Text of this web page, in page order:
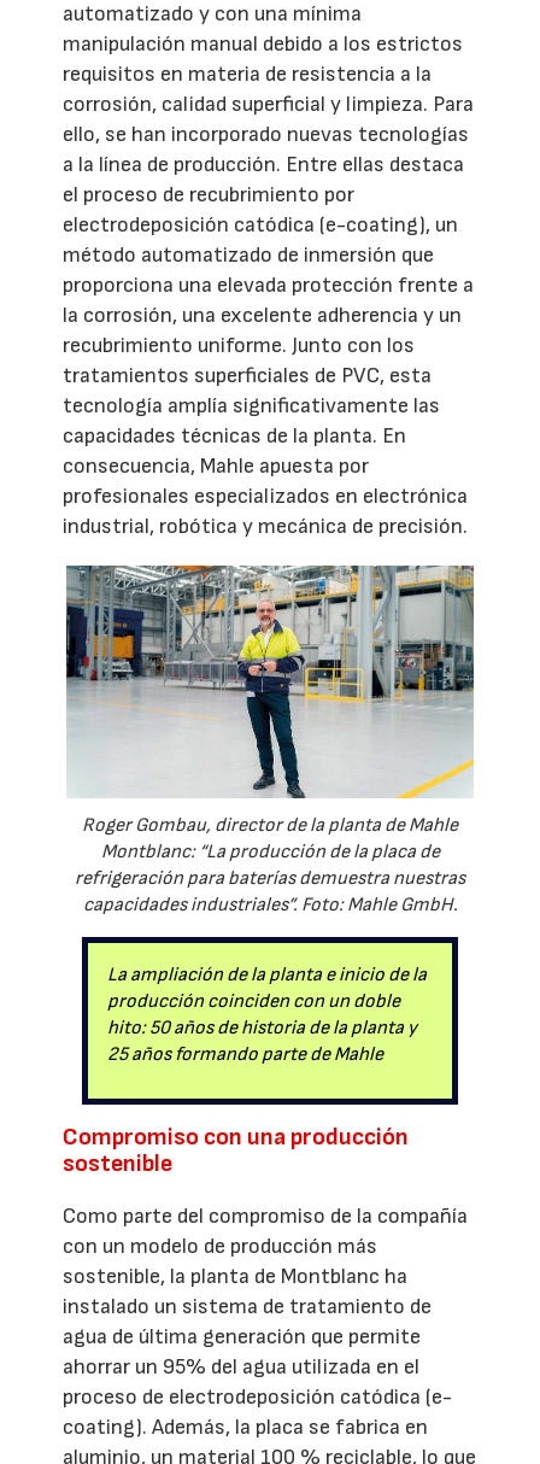
automatizado y con una mínima
manipulación manual debido a los estrictos
requisitos en materia de resistencia a la
corrosión, calidad superficial y limpieza. Para
ello, se han incorporado nuevas tecnologías
a la línea de producción. Entre ellas destaca
el proceso de recubrimiento por
electrodeposición catódica (e-coating), un
método automatizado de inmersión que
proporciona una elevada protección frente a
la corrosión, una excelente adherencia y un
recubrimiento uniforme. Junto con los
tratamientos superficiales de PVC, esta
tecnología amplía significativamente las
capacidades técnicas de la planta. En
consecuencia, Mahle apuesta por
profesionales especializados en electrónica
industrial, robótica y mecánica de precisión.
Roger Gombau, director de la planta de Mahle
Montblanc: “La producción de la placa de
refrigeración para baterías demuestra nuestras
capacidades industriales”. Foto: Mahle GmbH.
La ampliación de la planta e inicio de la
producción coinciden con un doble
hito: 50 años de historia de la planta y
25 años formando parte de Mahle
Compromiso con una producción
sostenible
Como parte del compromiso de la compañía
con un modelo de producción más
sostenible, la planta de Montblanc ha
instalado un sistema de tratamiento de
agua de última generación que permite
ahorrar un 95% del agua utilizada en el
proceso de electrodeposición catódica (e-
coating). Además, la placa se fabrica en
aluminio, un material 100 % reciclable, lo que